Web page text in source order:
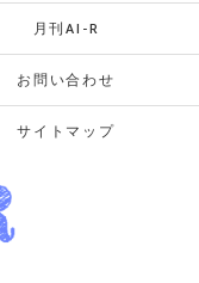
月刊AI-R
お問い合わせ
サイトマップ